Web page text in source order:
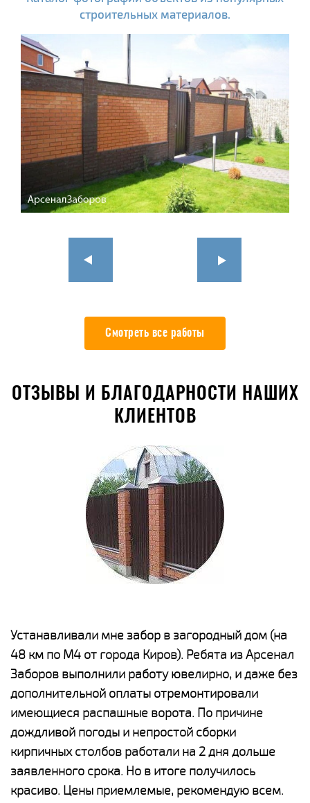
строительных материалов.
Смотреть все работы
ОТЗЫВЫ И БЛАГОДАРНОСТИ НАШИХ
КЛИЕНТОВ
Устанавливали мне забор в загородный дом (на
48 км по М4 от города Киров). Ребята из Арсенал
Заборов выполнили работу ювелирно, и даже без
дополнительной оплаты отремонтировали
имеющиеся распашные ворота. По причине
дождливой погоды и непростой сборки
кирпичных столбов работали на 2 дня дольше
заявленного срока. Но в итоге получилось
красиво. Цены приемлемые, рекомендую всем.